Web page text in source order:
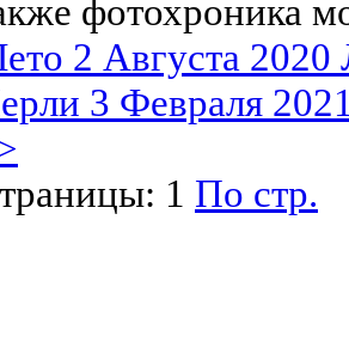
фотохроника
2 Августа 2020
3 Февраля
1 По стр.